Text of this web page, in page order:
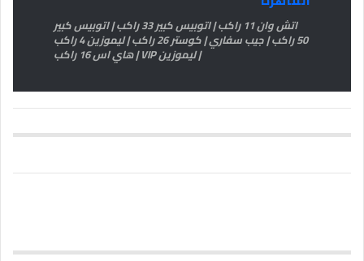
اتش وان 11 راكب | اتوبيس كبير 33 راكب | اتوبيس كبير
50 راكب | جيب سفاري | كوستر 26 راكب | ليموزين 4 راكب
| ليموزين VIP | هاي اس 16 راكب